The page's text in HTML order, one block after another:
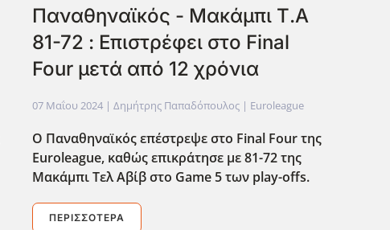
Παναθηναϊκός - Μακάμπι Τ.Α
81-72 : Επιστρέφει στο Final
Four μετά από 12 χρόνια
07 Μαΐου 2024| Δημήτρης Παπαδόπουλος | Euroleague
Ο Παναθηναϊκός επέστρεψε στο Final Four της
Euroleague, καθώς επικράτησε με 81-72 της
Μακάμπι Τελ Αβίβ στο Game 5 των play-offs.
ΠΕΡΙΣΣΌΤΕΡΑ